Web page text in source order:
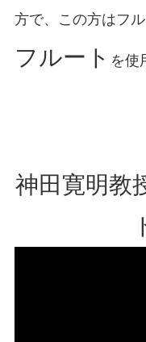
方で、この方はフ
フルート を使
神田寛明教